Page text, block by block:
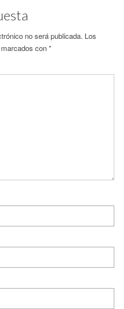
no será publicada. Los
con*